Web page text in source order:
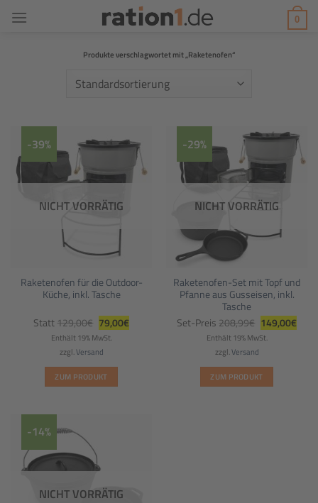
Inhalt
0
Produkte verschlagwortet mit „Raketenofen“
-39%
NICHT VORRÄTIG
Raketenofen für die Outdoor-
Küche, inkl. Tasche
Statt 129,00€ Ursprünglicher
Preis
war:
129,00€
79,00€Aktueller
Preis
Enthält 19% MwSt.
zzgl.Versand
ZUM PRODUKT
-29%
NICHT VORRÄTIG
Raketenofen-Set mit Topf und
Pfanne aus Gusseisen, inkl.
Tasche
Set-Preis 208,99€ Preis
war:
149,00€Preis
Enthält 19% MwSt.
zzgl.Versand
ZUM PRODUKT
-14%
NICHT VORRÄTIG